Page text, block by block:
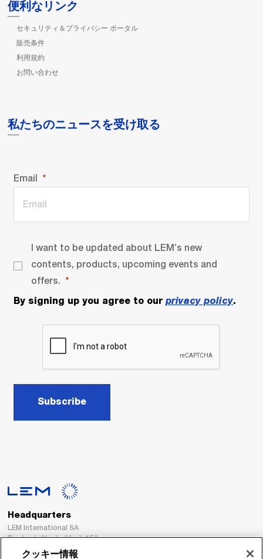
便利なリンク
セキュリティ＆プライバシー ポータル
販売条件
利用規約
お問い合わせ
私たちのニュースを受け取る
Email
I want to be updated about LEM’s new
contents, products, upcoming events and
offers.
By signing up you agree to our privacy policy.
Subscribe
Headquarters
LEM International SA
Route du Nant-d’Avril, 152
1217 Meyrin
クッキー情報